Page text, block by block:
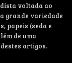
voltada ao
grande variedade
papeis (seda e
de uma
artigos.